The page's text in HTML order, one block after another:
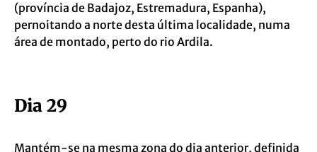
(província de Badajoz, Estremadura, Espanha),
pernoitando a norte desta última localidade, numa
área de montado, perto do rio Ardila.
Dia 29
Mantém-se na mesma zona do dia anterior, definida